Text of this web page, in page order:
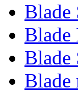
Blade
Blade
Blade